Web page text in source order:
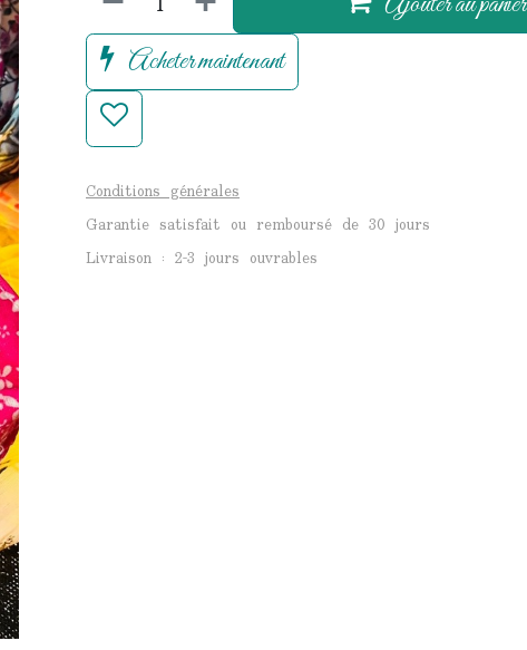
Acheter maintenant
Conditions générales
Garantie satisfait ou remboursé de 30 jours
Livraison : 2-3 jours ouvrables